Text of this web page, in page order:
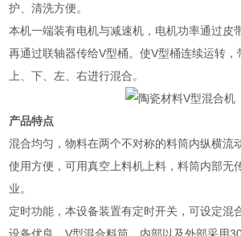
护、清洗方便。
本机一端装有电机与减速机，电机功率通过皮
再通过联轴器传给V型桶。使V型桶连续运转，
上、下、左、右进行混合。
产品特点
混合均匀，物料在两个不对称的料筒内纵横流
使用方便，可用真空上料机上料，料筒内部无
业。
定时功能，本设备装置有定时开关，可设定混